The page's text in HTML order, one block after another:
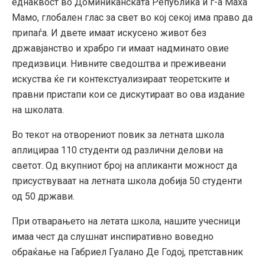
Мамо, глобален глас за свет во кој секој има право да
припаѓа. И двете имаат искусено живот без
државјанство и храбро ги имаат надминато овие
предизвици. Нивните сведоштва и преживеани
искуства ќе ги контекстуализираат теоретските и
правни пристапи кои се дискутираат во ова издание
на школата.
Во текот на отворениот повик за летната школа
аплицираа 110 студенти од различни делови на
светот. Од вкупниот број на апликанти можност да
присуствуваат на летната школа добија 50 студенти
од 50 држави.
При отварањето на летата школа, нашите учесници
имаа чест да слушнат инспиративно воведно
обраќање на Габриел Гуалано Де Годој, претставник